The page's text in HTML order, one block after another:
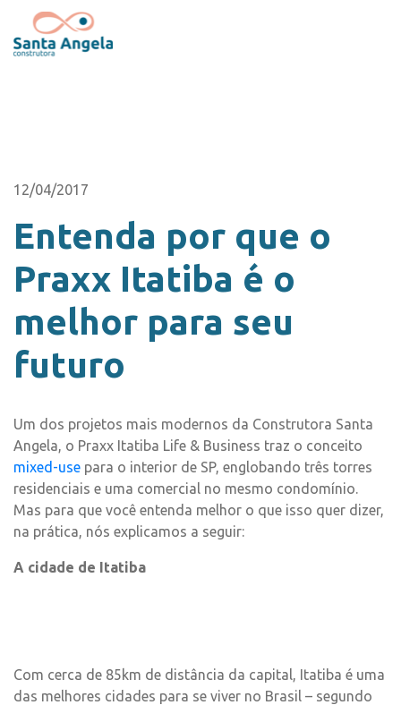
12/04/2017
Entenda por que o
Praxx Itatiba é o
melhor para seu
futuro
Um dos projetos mais modernos da Construtora Santa
Angela, o Praxx Itatiba Life & Business traz o conceito
mixed-use para o interior de SP, englobando três torres
residenciais e uma comercial no mesmo condomínio.
Mas para que você entenda melhor o que isso quer dizer,
na prática, nós explicamos a seguir:
A cidade de Itatiba
Com cerca de 85km de distância da capital, Itatiba é uma
das melhores cidades para se viver no Brasil – segundo